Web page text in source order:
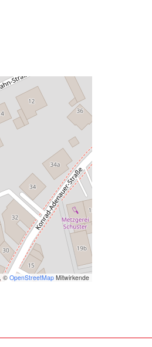
, © OpenStreetMap Mitwirkende